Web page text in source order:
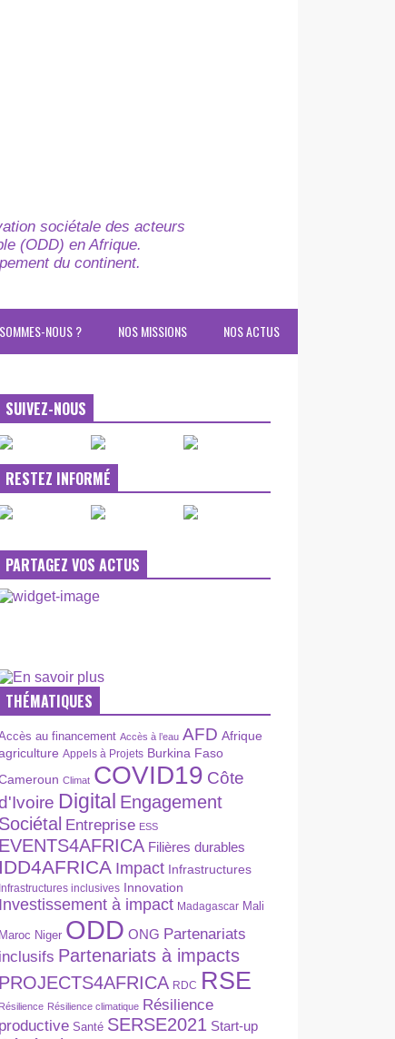
sociétale des acteurs
(ODD) en Afrique.
du continent.
NOS ACTUS
NOS MISSIONS
NOUS ?
SUIVEZ-NOUS
RESTEZ INFORMÉ
PARTAGEZ VOS ACTUS
THÉMATIQUES
au financement Accès à l’eau AFD Afrique
Appels à Projets Burkina Faso
Climat COVID19 Côte
Digital Engagement
Sociétal Entreprise ESS
EVENTS4AFRICA Filières durables
IDD4AFRICA Impact Infrastructures
Infrastructures inclusives Innovation
Investissement à impact Madagascar Mali
Maroc Niger ODD ONG Partenariats
inclusifs Partenariats à impacts
PROJECTS4AFRICA RDC RSE
Résilience Résilience climatique Résilience
productive Santé SERSE2021 Start-up